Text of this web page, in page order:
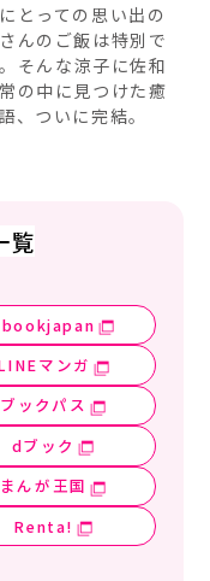
とっての思い出の
んのご飯は特別で
そんな涼子に佐和
の中に見つけた癒
、ついに完結。
覧
マンガ
ブックパス
dブック
まんが王国
Renta!